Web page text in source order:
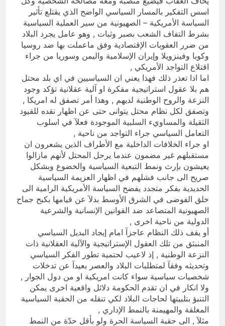
اسس التفكير بالمسار السياسي الواضح الذي يقتلع تأثير
السياسة الأمريكية – الصهيونية من سير العملية السياسية
بشرط التفاف الشعب بصبر وثبات , وهو عامل يجرد البلاد
من ضرر العقوبات الإقتصادية وفق ماعملت بها ضد روسيا
وكوبا وفينزويلا وإيران الإسلامية واليمن وسوريا من جراء
اقتلاع التواجد الأمريكي ,
اما اذا تعذر ذلك فهذا يعني ان السياسيين في اي بلد محتل
هم بلا عقول استراتيجية مفكرة او آلية عقلانية تؤكد وجود
النزعة والروح الوطنية لديهم , وهذا أمر تصفق له امريكا ,
وتصفق لكل نظام محتل يتوانى حتى عن اظهار نقده للقيود
الثقيلة والمساويء السلبية الموجودة فعلآ في اسلوب
التعامل السياسي جراء التواجد من ناحية ,
او جراء الخلافات الداخلية مع الأطراف الذين يشعرون ان
مستقبلهم غير مضمون عندما يرحل المحتل لأنهم مازالوا
يعيشون بإرث ونمط التبعية السياسية والخضوع وبشكل
صريح الى جانب فشلهم في اظهار العزيمة السياسية
الحديدية بفكر متجدد يفضح السياسة الأمريكية الرامية الى
خلق الفوضى في الشرق الأوسط بدلآ عن قيامها بكبح جماح
الصهيونية المتصاعد ضد القوانين الإنسانية والشرعية
الدولية من ناحية اخرى ,
أو يقف ذلك النظام عاجزآ امام إيجاد البديل السياسي
المنبثق من تلك العقول الإستراتيجية والآلية العقلانية ذات
النزعة الوطنية , إذ لاعيب لحتمية تطور الفكر السياسي
وتحديثه وفقآ لمتطلبات البلاد والعصر بعيدآ عن تدخلات
شخصيات سياسية سواء كانت امريكية او من دول الجوار ,
ولا انكار في ان تقدم الحكومة دلائل واقعية اخرى يمكن
التنبؤ بتلبيتها لحاجات البلاد لكي تنقله من الحقبة السياسية
المغلقة والمهيمنة بالنمط الإداري ,
مثلآ , الى حقبة السياسة الحرة ولو بأقل حدّة من النمط